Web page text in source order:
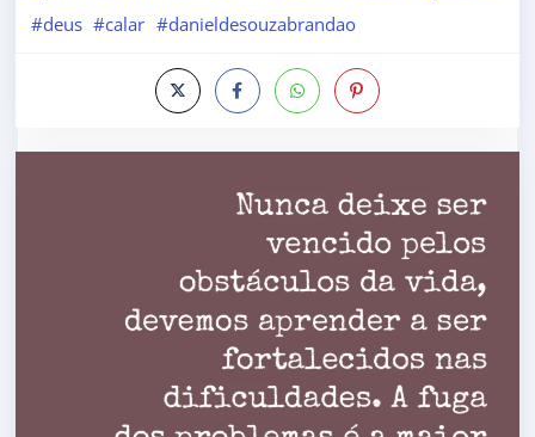
#deus #calar #danieldesouzabrandao